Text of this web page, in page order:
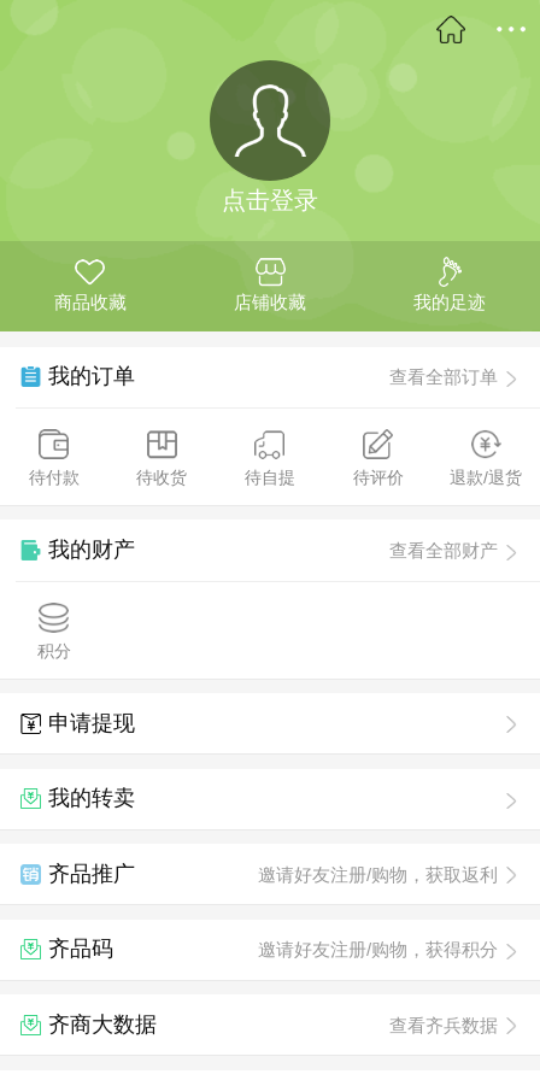
点击登录
商品收藏 店铺收藏 我的足迹
我的订单 查看全部订单
待付款 待收货 待自提 待评价 退款/退货
我的财产 查看全部财产
积分
申请提现
我的转卖
齐品推广 邀请好友注册/购物，获取返利
齐品码 邀请好友注册/购物，获得积分
齐商大数据 查看齐兵数据